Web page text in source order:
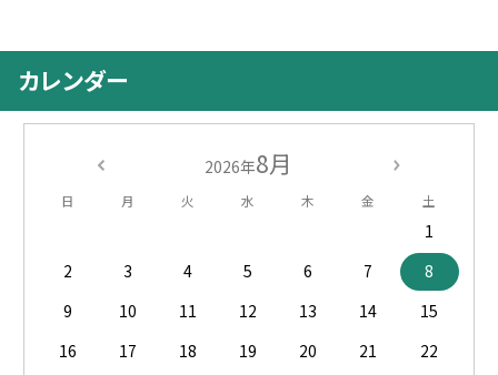
カレンダー
2026年8月
日 月 火 水 木 金 土
1
2
3 4 5 6 7
8
9
10 11 12 13 14
15
16
17 18 19 20 21
22